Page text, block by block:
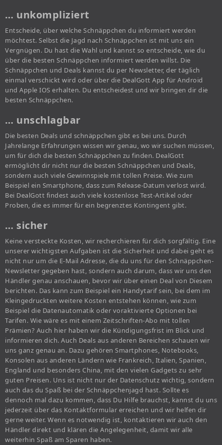
… unkompliziert
Entscheide, über welche Schnäppchen du informiert werden
möchtest. Selbst die Jagd nach Schnäppchen ist mit uns ein
Vergnügen. Du hast die Wahl und kannst so entscheide, wie du
über die besten Schnäppchen informiert werden willst. Die
Schnäppchen und Deals kannst du per Newsletter, der täglich
einmal verschickt wird oder über die DealGott App für Android
und Apple IOS erhalten. Du entscheidest und wir bringen dir die
besten Schnäppchen.
… unschlagbar
Die besten Deals und schnäppchen gibt es bei uns. Durch
Jahrelange Erfahrungen wissen wir genau, wo wir suchen müssen,
um für dich die besten Schnäppchen zu finden. DealGott
ermöglicht dir nicht nur die besten Schnäppchen und Deals,
sondern auch viele Gewinnspiele mit tollen Preise. Wie zum
Beispiel ein Smartphone, dass zum Release-Datum verlost wird.
Bei DealGott findest auch viele kostenlose Test-Artikel oder
Proben, die es immer für ein begrenztes Kontingent gibt.
… sicher
Keine versteckte Kosten, wir recherchieren für dich sorgfältig. Eine
unserer wichtigsten Aufgaben ist die Sicherheit und dabei geht es
nicht nur um die E-Mail Adresse, die du uns für den Schnäppchen-
Newsletter gegeben hast, sondern auch darum, dass wir uns den
Händler genau anschauen, bevor wir über einen Deal von Diesem
berichten. Das kann zum Beispiel ein Handytarif sein, bei dem im
Kleingedruckten weitere Kosten entstehen können, wie zum
Beispiel die Datenautomatik oder voraktivierte Optionen bei
Tarifen. Wie wäre es mit einem Zeitschriften-Abo mit tollen
Prämien? Auch hier haben wir die Kündigungsfrist im Blick und
informieren dich. Auch Deals aus anderen Bereichen schauen wir
uns ganz genau an. Dazu gehören Smartphones, Notebooks,
Konsolen aus anderen Ländern wie Frankreich, Italien, Spanien,
England und besonders China, mit den vielen Gadgets zu sehr
guten Preisen. Uns ist nicht nur der Datenschutz wichtig, sondern
auch das du Spaß bei der Schnäppchenjagd hast. Sollte es
dennoch mal dazu kommen, dass Du Hilfe brauchst, kannst du uns
jederzeit über das Kontaktformular erreichen und wir helfen dir
gerne weiter. Wenn es notwendig ist, kontaktieren wir auch den
Händler direkt und klären die Angelegenheit, damit wir alle
weiterhin Spaß am Sparen haben.